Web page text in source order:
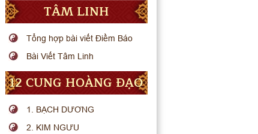
TÂM LINH
Tổng hợp bài viết Điềm Báo
Bài Viết Tâm Linh
12 CUNG HOÀNG ĐẠO
1. BẠCH DƯƠNG
2. KIM NGƯU